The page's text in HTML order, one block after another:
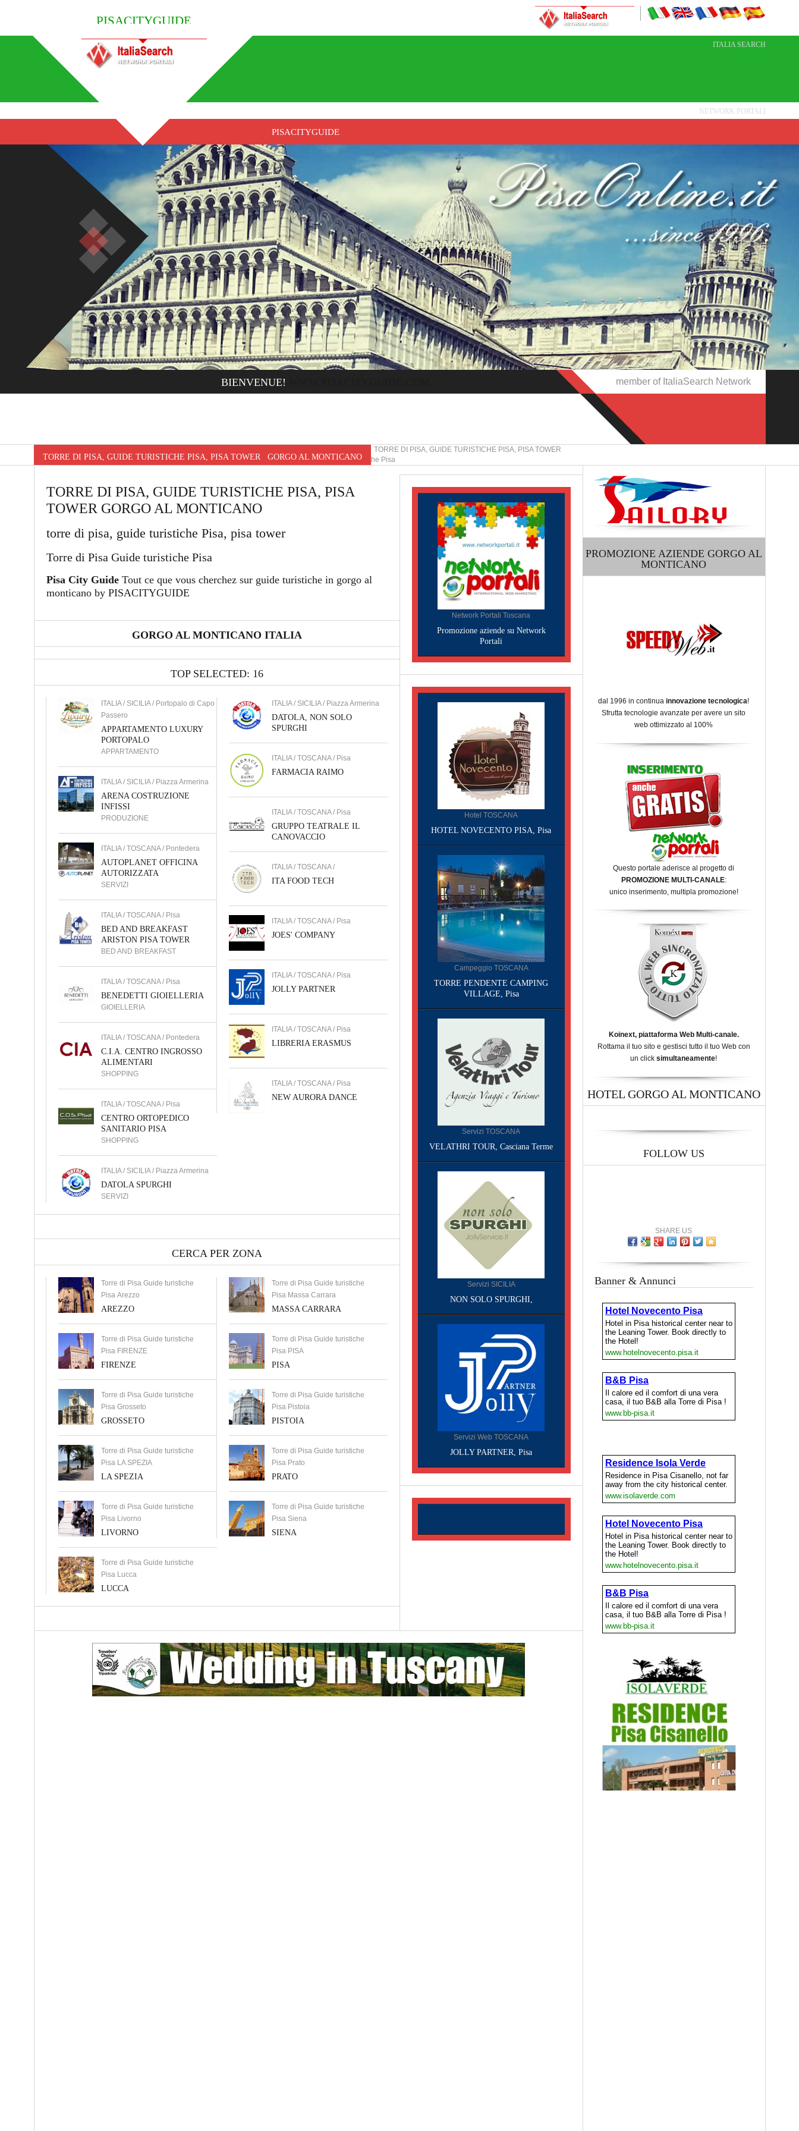
PISACITYGUIDE
ITALIA SEARCH
NETWORK PORTALI
PISACITYGUIDE
BIENVENUE! member of ItaliaSearch Network
TORRE DI PISA, GUIDE TURISTICHE PISA, PISA TOWER GORGO AL MONTICANO
GORGO AL MONTICANO TORRE DI PISA, GUIDE TURISTICHE PISA, PISA TOWER
Torre di Pisa Guide turistiche Pisa
TORRE DI PISA, GUIDE TURISTICHE PISA, PISA
TOWER GORGO AL MONTICANO
torre di pisa, guide turistiche Pisa, pisa tower
Torre di Pisa Guide turistiche Pisa
Pisa City GuideTout ce que vous cherchez sur guide turistiche in gorgo al
monticano by PISACITYGUIDE
GORGO AL MONTICANO ITALIA
TOP SELECTED: 16
ITALIA / SICILIA / Portopalo di Capo
Passero
APPARTAMENTO LUXURY
PORTOPALO
APPARTAMENTO
ITALIA / SICILIA / Piazza Armerina
ARENA COSTRUZIONE
INFISSI
PRODUZIONE
ITALIA / TOSCANA / Pontedera
AUTOPLANET OFFICINA
AUTORIZZATA
SERVIZI
ITALIA / TOSCANA / Pisa
BED AND BREAKFAST
ARISTON PISA TOWER
BED AND BREAKFAST
ITALIA / TOSCANA / Pisa
BENEDETTI GIOIELLERIA
GIOIELLERIA
ITALIA / TOSCANA / Pontedera
C.I.A. CENTRO INGROSSO
ALIMENTARI
SHOPPING
ITALIA / TOSCANA / Pisa
CENTRO ORTOPEDICO
SANITARIO PISA
SHOPPING
ITALIA / SICILIA / Piazza Armerina
DATOLA SPURGHI
SERVIZI
ITALIA / SICILIA / Piazza Armerina
DATOLA, NON SOLO
SPURGHI
ITALIA / TOSCANA / Pisa
FARMACIA RAIMO
ITALIA / TOSCANA / Pisa
GRUPPO TEATRALE IL
CANOVACCIO
ITALIA / TOSCANA /
ITA FOOD TECH
ITALIA / TOSCANA / Pisa
JOES' COMPANY
ITALIA / TOSCANA / Pisa
JOLLY PARTNER
ITALIA / TOSCANA / Pisa
LIBRERIA ERASMUS
ITALIA / TOSCANA / Pisa
NEW AURORA DANCE
CERCA PER ZONA
Torre di Pisa Guide turistiche
Pisa Arezzo
AREZZO
Torre di Pisa Guide turistiche
Pisa FIRENZE
FIRENZE
Torre di Pisa Guide turistiche
Pisa Grosseto
GROSSETO
Torre di Pisa Guide turistiche
Pisa LA SPEZIA
LA SPEZIA
Torre di Pisa Guide turistiche
Pisa Livorno
LIVORNO
Torre di Pisa Guide turistiche
Pisa Lucca
LUCCA
Torre di Pisa Guide turistiche
Pisa Massa Carrara
MASSA CARRARA
Torre di Pisa Guide turistiche
Pisa PISA
PISA
Torre di Pisa Guide turistiche
Pisa Pistoia
PISTOIA
Torre di Pisa Guide turistiche
Pisa Prato
PRATO
Torre di Pisa Guide turistiche
Pisa Siena
SIENA
Network Portali Toscana
Promozione aziende su Network
Portali
Hotel TOSCANA
HOTEL NOVECENTO PISA, Pisa
Campeggio TOSCANA
TORRE PENDENTE CAMPING
VILLAGE, Pisa
Servizi TOSCANA
VELATHRI TOUR, Casciana Terme
Servizi SICILIA
NON SOLO SPURGHI,
Servizi Web TOSCANA
JOLLY PARTNER, Pisa
PROMOZIONE AZIENDE GORGO AL
MONTICANO
dal 1996 in continua innovazione tecnologica!
Sfrutta tecnologie avanzate per avere un sito
web ottimizzato al 100%
Questo portale aderisce al progetto di
PROMOZIONE MULTI-CANALE:
unico inserimento, multipla promozione!
Koinext, piattaforma Web Multi-canale.
Rottama il tuo sito e gestisci tutto il tuo Web con
un click simultaneamente!
HOTEL GORGO AL MONTICANO
FOLLOW US
SHARE US
Banner & Annunci